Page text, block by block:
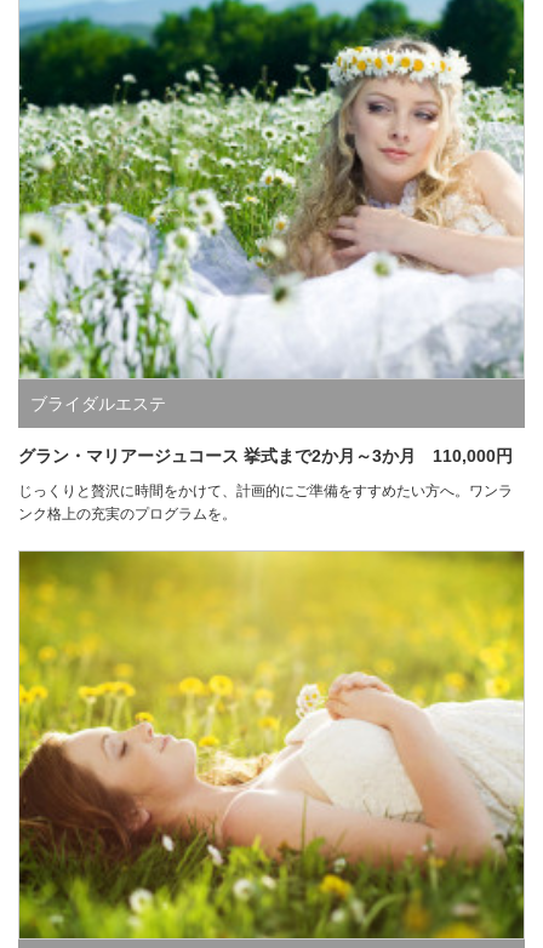
ブライダルエステ
グラン・マリアージュコース 挙式まで2か月～3か月 110,000円
じっくりと贅沢に時間をかけて、計画的にご準備をすすめたい方へ。ワンラ
ンク格上の充実のプログラムを。